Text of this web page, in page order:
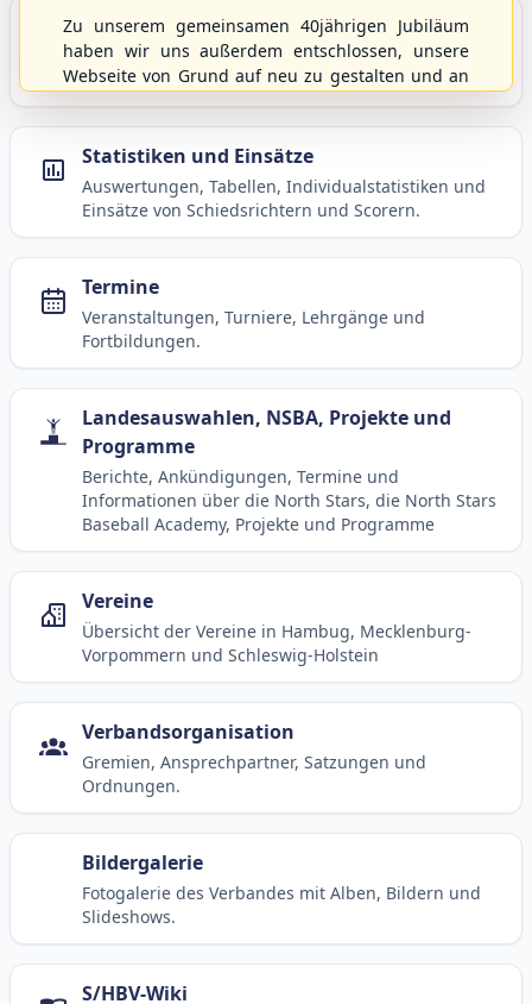
Spielbetrieb
Ligen, Spielpläne, Statistiken und Informationen
zum laufenden Spielbetrieb.
Statistiken und Einsätze
Auswertungen, Tabellen, Individualstatistiken und
Einsätze von Schiedsrichtern und Scorern.
Termine
Veranstaltungen, Turniere, Lehrgänge und
Fortbildungen.
Landesauswahlen, NSBA, Projekte und
Programme
Berichte, Ankündigungen, Termine und
Informationen über die North Stars, die North Stars
Baseball Academy, Projekte und Programme
Vereine
Übersicht der Vereine in Hambug, Mecklenburg-
Vorpommern und Schleswig-Holstein
Verbandsorganisation
Gremien, Ansprechpartner, Satzungen und
Ordnungen.
Bildergalerie
Fotogalerie des Verbandes mit Alben, Bildern und
Slideshows.
S/HBV-Wiki
Zu unserem gemeinsamen 40jährigen Jubiläum
haben wir uns außerdem entschlossen, unsere
Webseite von Grund auf neu zu gestalten und an
Dabei wurden die Nutzernamen und Kennworte
mit den Berechtigungen von der alten Homepage
hierher kopiert und sollten weiterhin
uneingeschränkt genutzt werden können.
gerne an die Verbandsadresse
schicken.